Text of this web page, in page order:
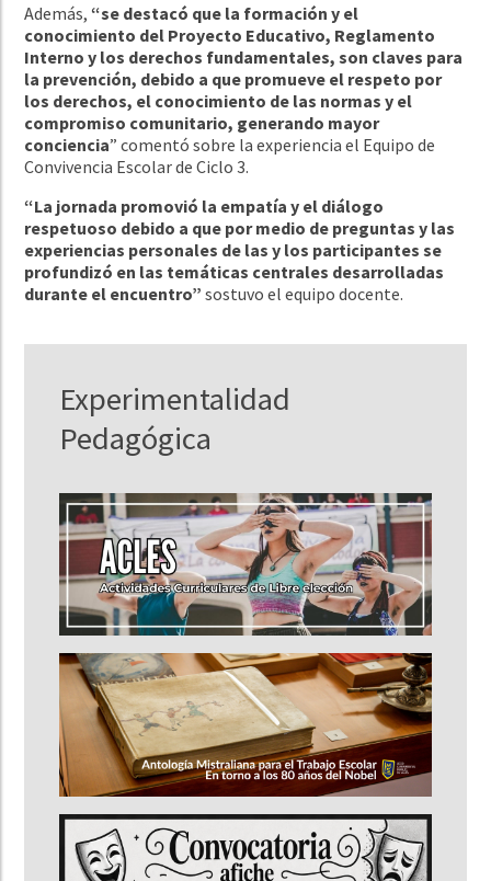
Además, “se destacó que la formación y el
conocimiento del Proyecto Educativo, Reglamento
Interno y los derechos fundamentales, son claves para
la prevención, debido a que promueve el respeto por
los derechos, el conocimiento de las normas y el
compromiso comunitario, generando mayor
conciencia” comentó sobre la experiencia el Equipo de
Convivencia Escolar de Ciclo 3.
“La jornada promovió la empatía y el diálogo
respetuoso debido a que por medio de preguntas y las
experiencias personales de las y los participantes se
profundizó en las temáticas centrales desarrolladas
durante el encuentro”sostuvo el equipo docente.
Experimentalidad
Pedagógica